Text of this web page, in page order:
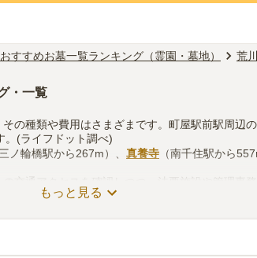
すすめお墓一覧ランキング（霊園・墓地） 荒
・一覧
の種類や費用はさまざまです。町屋駅前駅周辺
。(ライフドット調べ)
三ノ輪橋駅から267m）、 真養寺 （南千住駅から
交通アクセスを確認しつつ、法要施設や管理事
でしょう。資料請求や見学予約が無料でできま
もっと見る